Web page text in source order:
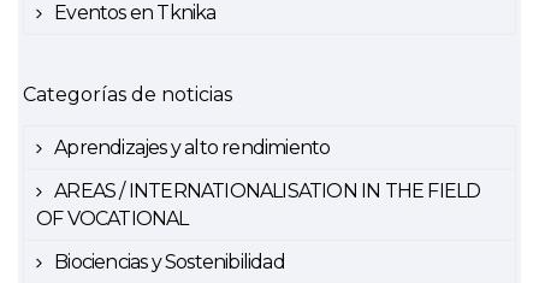
Eventos en Tknika
Categorías de noticias
Aprendizajes y alto rendimiento
AREAS / INTERNATIONALISATION IN THE FIELD
OF VOCATIONAL
Biociencias y Sostenibilidad